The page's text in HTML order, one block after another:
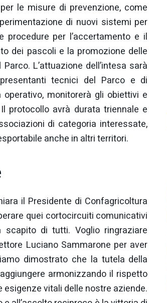
le misure di prevenzione, come
di nuovi sistemi per
per l’accertamento e il
dei pascoli e la promozione delle
L’attuazione dell’intesa sarà
tecnici del Parco e di
monitorerà gli obiettivi e
protocollo avrà durata triennale e
di categoria interessate,
anche in altri territori.
il Presidente di Confagricoltura
quei cortocircuiti comunicativi
di tutti. Voglio ringraziare
Luciano Sammarone per aver
dimostrato che la tutela della
armonizzando il rispetto
esigenze vitali delle nostre aziende.